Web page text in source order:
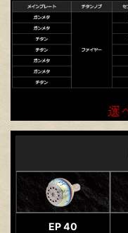
EP 40